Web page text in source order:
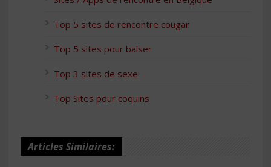
Top 5 sites de rencontre cougar
Top 5 sites pour baiser
Top 3 sites de sexe
Top Sites pour coquins
Articles Similaires: